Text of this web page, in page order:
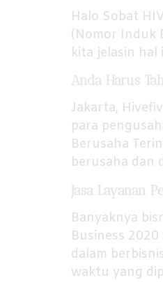
Halo Sobat
(Nomor Induk
kita jelasin hal
Anda Harus
Jakarta,
para
Berusaha
berusaha dan
Jasa Layanan
Banyaknya
Business
dalam
waktu yang